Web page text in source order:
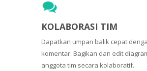
KOLABORASI TIM
Dapatkan umpan balik cepat
komentar. Bagikan dan edit
anggota tim secara kolaboratif.